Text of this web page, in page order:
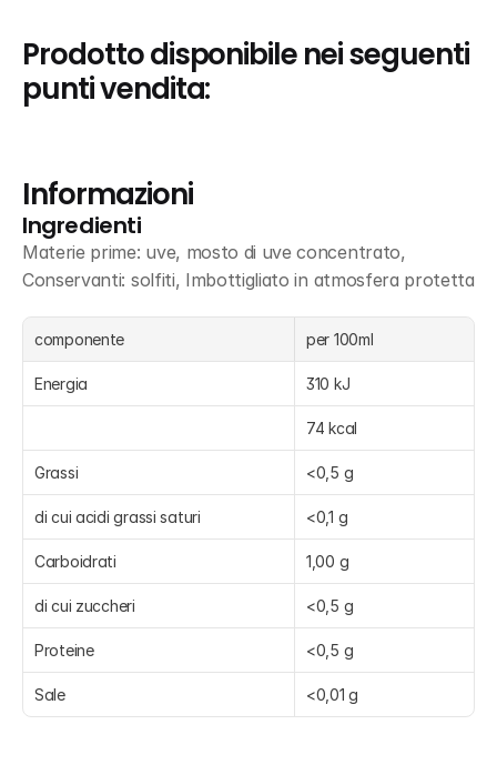
Prodotto disponibile nei seguenti
punti vendita:
Informazioni
Ingredienti
Materie prime: uve, mosto di uve concentrato,
Conservanti: solfiti, Imbottigliato in atmosfera protetta
componente per 100ml
Energia 310 kJ
74 kcal
Grassi <0,5 g
di cui acidi grassi saturi <0,1 g
Carboidrati 1,00 g
di cui zuccheri <0,5 g
Proteine <0,5 g
Sale <0,01 g